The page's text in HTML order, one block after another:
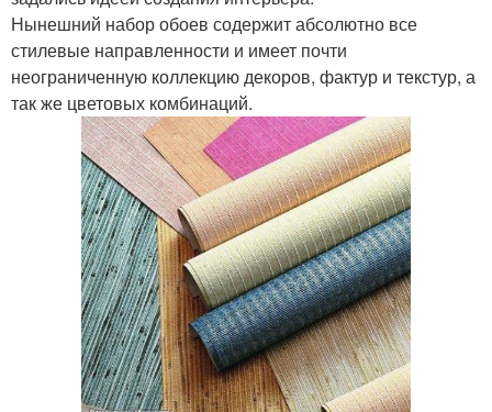
Нынешний набор обоев содержит абсолютно все
стилевые направленности и имеет почти
неограниченную коллекцию декоров, фактур и текстур, а
так же цветовых комбинаций.